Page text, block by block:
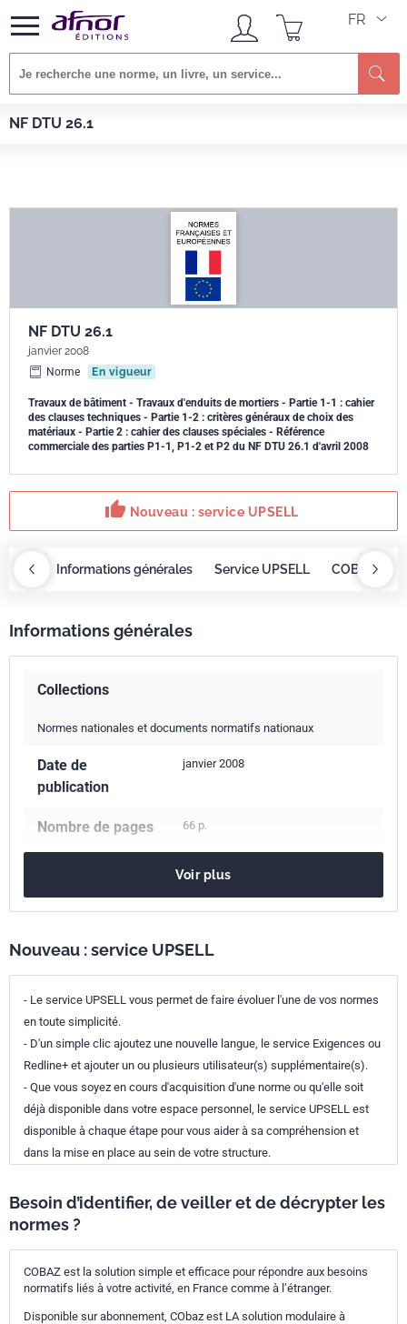
FR
NF DTU 26.1
Afnor EDITIONS
NF DTU 26.1
janvier 2008
Norme
En vigueur
Travaux de bâtiment - Travaux d'enduits de mortiers - Partie 1-1 : cahier
des clauses techniques - Partie 1-2 : critères généraux de choix des
matériaux - Partie 2 : cahier des clauses spéciales - Référence
commerciale des parties P1-1, P1-2 et P2 du NF DTU 26.1 d'avril 2008
thumb_up Nouveau : service UPSELL
Informations générales Service UPSELL COBAZ
Informations générales
Collections
Normes nationales et documents normatifs nationaux
Date de
publication
janvier 2008
Nombre de pages 66 p.
Codes ICS
91.100.10 Ciment. Plâtre. Chaux. Mortier
Voir plus
Nouveau : service UPSELL
- Le service UPSELL vous permet de faire évoluer l'une de vos normes
en toute simplicité.
- D'un simple clic ajoutez une nouvelle langue, le service Exigences ou
Redline+ et ajouter un ou plusieurs utilisateur(s) supplémentaire(s).
- Que vous soyez en cours d'acquisition d'une norme ou qu'elle soit
déjà disponible dans votre espace personnel, le service UPSELL est
disponible à chaque étape pour vous aider à sa compréhension et
dans la mise en place au sein de votre structure.
Besoin d’identifier, de veiller et de décrypter les
normes ?
COBAZ est la solution simple et efficace pour répondre aux besoins
normatifs liés à votre activité, en France comme à l’étranger.
Disponible sur abonnement, CObaz est LA solution modulaire à